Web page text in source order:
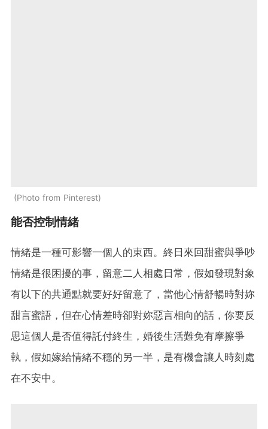
Photo from Pinterest
能否控制情緒
情緒是一種可影響一個人的東西。終日來回甜蜜與爭吵
情緒是很困擾的事，留意二人相處日常，假如發現對象
有以下的共通點就要好好留意了，當他心情舒暢時對妳
甜言蜜語，但在心情差時卻對妳惡言相向的話，你要反
思這個人是否值得託付終生，婚後生活難免有摩擦爭
執，假如嫁給情緒不穩的另一半，是有機會讓人時刻處
在不安中。